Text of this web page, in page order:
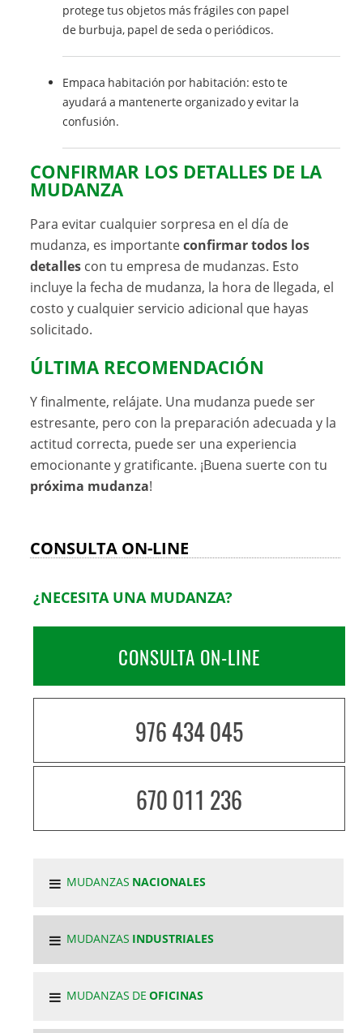
protege tus objetos más frágiles con papel
de burbuja, papel de seda o periódicos.
Empaca habitación por habitación: esto te
ayudará a mantenerte organizado y evitar la
confusión.
CONFIRMAR LOS DETALLES DE LA
MUDANZA
Para evitar cualquier sorpresa en el día de
mudanza, es importanteconfirmar todos los
detalles con tu empresa de mudanzas. Esto
incluye la fecha de mudanza, la hora de llegada, el
costo y cualquier servicio adicional que hayas
solicitado.
ÚLTIMA RECOMENDACIÓN
Y finalmente, relájate. Una mudanza puede ser
estresante, pero con la preparación adecuada y la
actitud correcta, puede ser una experiencia
emocionante y gratificante. ¡Buena suerte con tu
próxima mudanza!
CONSULTA ON-LINE
¿NECESITA UNA MUDANZA?
CONSULTA ON-LINE
976 434 045
670 011 236
MUDANZAS NACIONALES
MUDANZAS INDUSTRIALES
MUDANZAS DEOFICINAS